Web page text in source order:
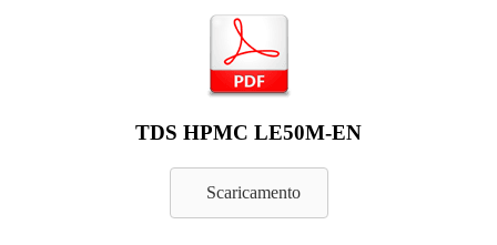
TDS HPMC LE50M-EN
Scaricamento